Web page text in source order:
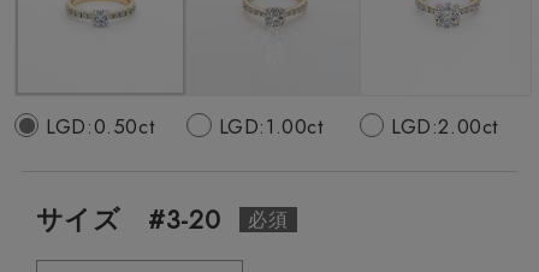
LGD:0.50ct LGD:1.00ct LGD:2.00ct
サイズ #3-20